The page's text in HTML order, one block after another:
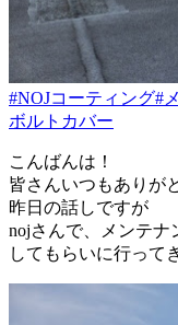
#NOJコーティング#
ボルトカバー
こんばんは！
皆さんいつもありが
昨日の話しですが
nojさんで、メンテナ
してもらいに行って